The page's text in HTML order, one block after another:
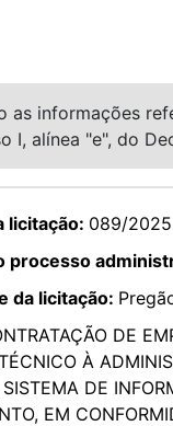
as informações
I, alínea "e", do
licitação: 089/2025
processo
da licitação:
DE
À
DE
EM